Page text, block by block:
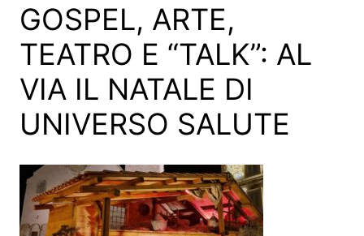
GOSPEL, ARTE,
TEATRO E “TALK”: AL
VIA IL NATALE DI
UNIVERSO SALUTE